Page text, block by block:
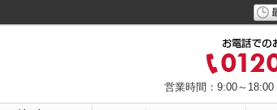
営業時間：9:00～18:00